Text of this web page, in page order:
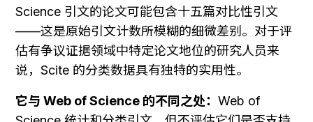
Science 引文的论文可能包含十五篇对比性引文
——这是原始引文计数所模糊的细微差别。对于评
估有争议证据领域中特定论文地位的研究人员来
说，Scite 的分类数据具有独特的实用性。
它与 Web of Science 的不同之处： Web of